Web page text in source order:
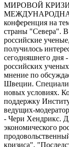
МИРОВОЙ
МЕЖДУНАРОДНАЯ
конференция на
страны "Севера". В
российские
получилось
сегодняшнего дня
российских
мнение по
Швеции.
новых условиях.
поддержку
ведущих-
- Чери Хендрикс.
экономического
кризиса",